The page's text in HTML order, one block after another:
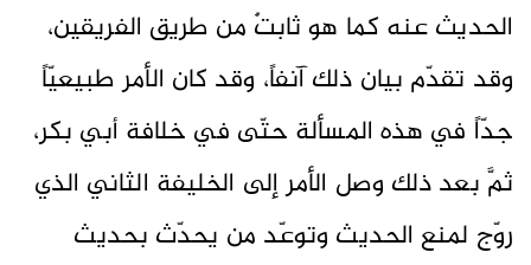
الحديث عنه كما هو ثابتٌ من طريق الفريقين،
وقد تقدّم بيان ذلك آنفاً، وقد كان الأمر طبيعيّاً
جدّاً في هذه المسألة حتّى في خلافة أبي بكر،
ثمَّ بعد ذلك وصل الأمر إلى الخليفة الثاني الذي
روّج لمنع الحديث وتوعّد من يحدّث بحديث